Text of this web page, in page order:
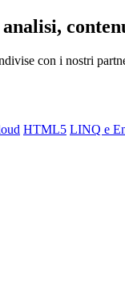
con i nostri
HTML5 LINQ e